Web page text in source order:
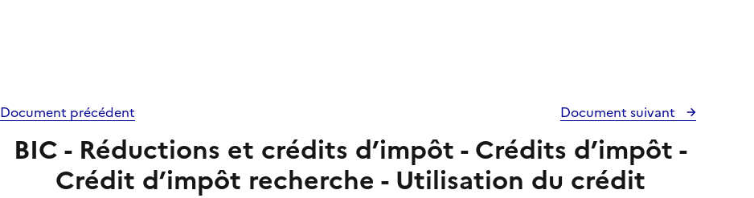
Document précédent Document suivant
BIC - Réductions et crédits d’impôt - Crédits d’impôt -
Crédit d’impôt recherche - Utilisation du crédit